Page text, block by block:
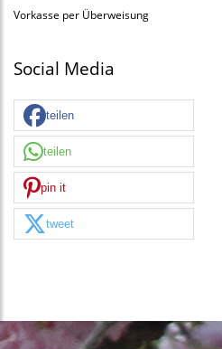
Vorkasse per Überweisung
Social Media
teilen
teilen
pin it
tweet